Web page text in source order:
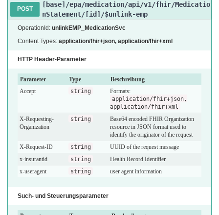
POST
[base]/epa/medication/api/v1/fhir/Medicatio
nStatement/[id]/$unlink-emp
OperationId: unlinkEMP_MedicationSvc
Content Types: application/fhir+json, application/fhir+xml
HTTP Header-Parameter
Parameter Type
Beschreibung
Accept
string
Formats:
application/fhir+json,
application/fhir+xml
X-Requesting-
Organization
string
Base64 encoded FHIR Organization
resource in JSON format used to
identify the originator of the request
X-Request-ID
string
UUID of the request message
x-insurantid
string
Health Record Identifier
x-useragent
string user agent information
Such- und Steuerungsparameter